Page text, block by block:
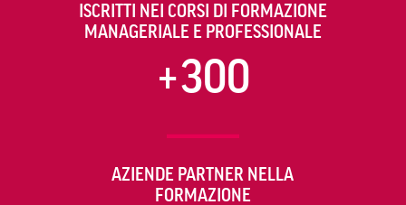
ISCRITTI NEI CORSI DI FORMAZIONE
MANAGERIALE E PROFESSIONALE
+300
AZIENDE PARTNER NELLA
FORMAZIONE